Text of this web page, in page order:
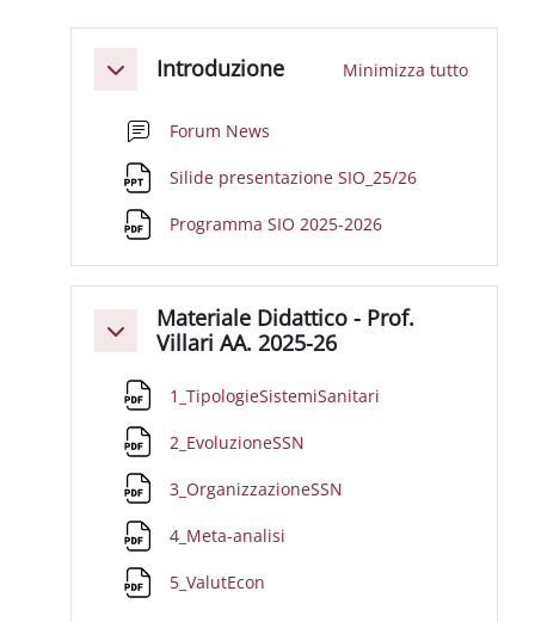
MinimizzaIntroduzione Minimizza tutto
Forum News
Silide presentazione SIO_25/26
Programma SIO 2025-2026
Minimizza
Materiale Didattico - Prof.
Villari AA. 2025-26
1_TipologieSistemiSanitari
2_EvoluzioneSSN
3_OrganizzazioneSSN
4_Meta-analisi
5_ValutEcon